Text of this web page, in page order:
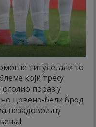
титуле, али то
који тресу
оголио пораз у
црвено-бели брод
незадовољну